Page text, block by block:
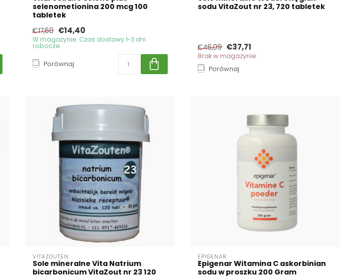
selenometionina 200 mcg 100
tabletek
€17,60 €14,40
W magazynie. Czas dostawy 1-3 dni
robocze
Porównaj
sodu VitaZout nr 23, 720 tabletek
€46,09 €37,71
Brak w magazynie
Porównaj
VITAZOUTEN
Sole mineralne Vita Natrium
bicarbonicum VitaZout nr 23 120
EPIGENAR
Epigenar Witamina C askorbinian
sodu w proszku 200 Gram